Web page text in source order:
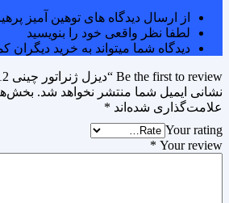
از ارسال دیدگاه های توهین آمیز
لطفا نظر واقعی خود را بنویسید
دیدگاه شما میتواند به خرید دیگران
Be the first to review “دیزل ژنراتور چینی 12 کاوا مدل GF2-12”
نشانی ایمیل شما منتشر نخواهد شد.
علامت‌گذاری شده‌اند *
Your rating
Your review
*